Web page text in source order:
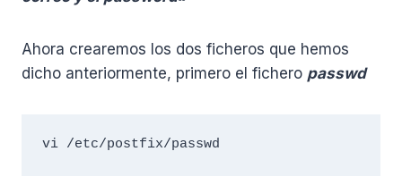
Ahora crearemos los dos ficheros que hemos
dicho anteriormente, primero el fichero passwd
vi /etc/postfix/passwd